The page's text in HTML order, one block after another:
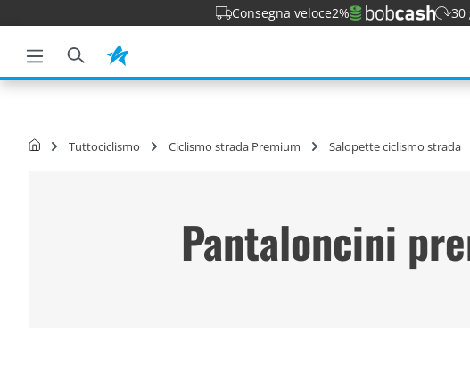
Passa alla navigazione principale
Consegna veloce2% 30
Tuttociclismo Ciclismo strada Premium Salopette ciclismo strada
Pantaloncini